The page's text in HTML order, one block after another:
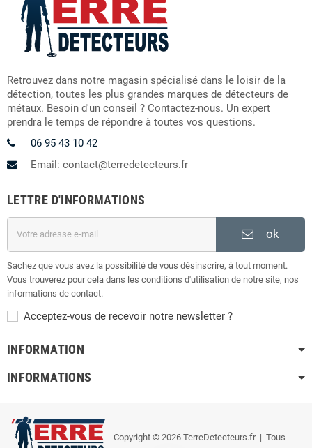
Retrouvez dans notre magasin spécialisé dans le loisir de la
détection, toutes les plus grandes marques de détecteurs de
métaux. Besoin d'un conseil ? Contactez-nous. Un expert
prendra le temps de répondre à toutes vos questions.
06 95 43 10 42
Email: contact@terredetecteurs.fr
LETTRE D'INFORMATIONS
ok
Sachez que vous avez la possibilité de vous désinscrire, à tout moment.
Vous trouverez pour cela dans les conditions d'utilisation de notre site, nos
informations de contact.
Acceptez-vous de recevoir notre newsletter ?
INFORMATION
INFORMATIONS
Copyright © 2026 TerreDetecteurs.fr| Tous